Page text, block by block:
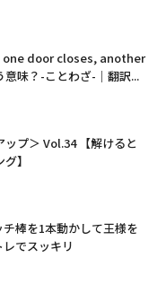
one door closes, another
味？-ことわざ-｜翻訳...
プ＞ Vol.34 【解けると
】
チ棒を1本動かして王様を
でスッキリ